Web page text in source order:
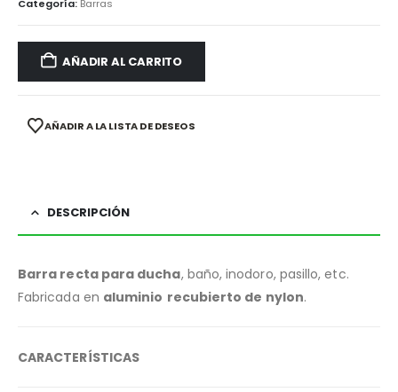
Categoría: Barras
AÑADIR AL CARRITO
AÑADIR A LA LISTA DE DESEOS
DESCRIPCIÓN
Barra recta para ducha, baño, inodoro, pasillo, etc.
Fabricada en aluminio recubierto de nylon.
CARACTERÍSTICAS